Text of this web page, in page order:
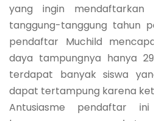
yang ingin mendaftarkan
tanggung-tanggung tahun
pendaftar Muchild
daya tampungnya hanya
terdapat banyak siswa
dapat tertampung karena
Antusiasme pendaftar